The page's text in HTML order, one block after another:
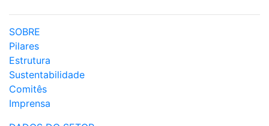
SOBRE
Pilares
Estrutura
Sustentabilidade
Comitês
Imprensa